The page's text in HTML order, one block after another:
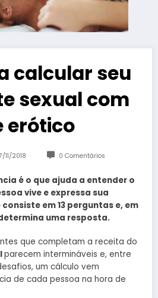
calcular seu
sexual com
erótico
11/2018 0 Comentários
é o que ajuda a entender o
vive e expressa sua
em 13 perguntas e, em
uma resposta.
que completam a receita do
parecem intermináveis ​​e, entre
um cálculo vem
de cada pessoa na hora de